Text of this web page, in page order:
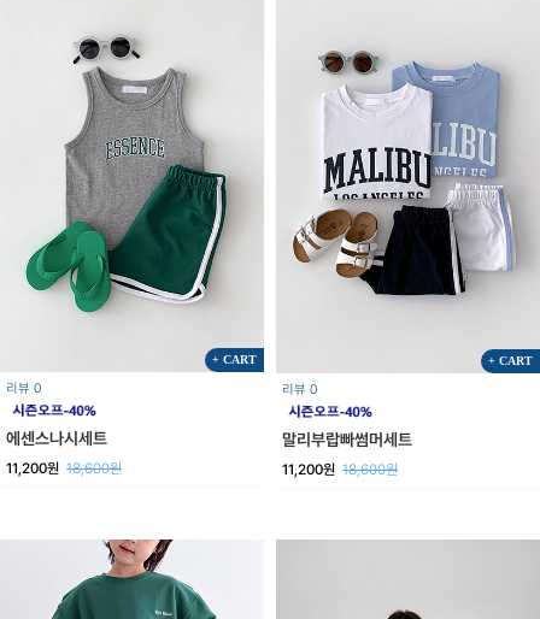
+ CART
리뷰 0
에센스나시세트
11,200원 18,600원
+ CART
리뷰 0
말리부랍빠썸머세트
11,200원 18,600원